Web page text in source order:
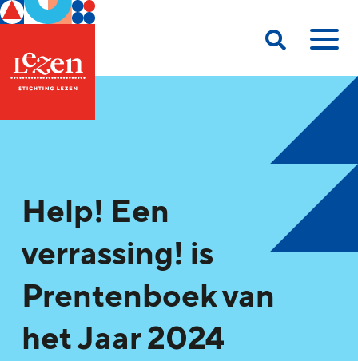
Help! Een
verrassing! is
Prentenboek van
het Jaar 2024